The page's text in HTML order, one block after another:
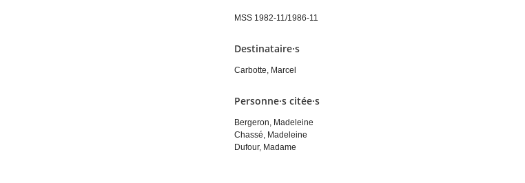
MSS 1982-11/1986-11
Destinataire·s
Carbotte, Marcel
Personne·s citée·s
Bergeron, Madeleine
Chassé, Madeleine
Dufour, Madame